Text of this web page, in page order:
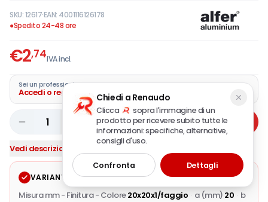
SKU:12617·EAN: 4001116126178
●Spedito 24-48 ore
€2,74IVA incl.
Sei un professionista?
Accedi o registra la tua azienda
1 Aggiungi
Vedi descrizione completa
VARIANTE SELEZIONATA Modifica
Misura mm - Finitura - Colore20x20x1/faggio · a (mm) 20 · b
Chiedi a Renaudo
Clicca
sopra l'immagine di un
prodotto per ricevere subito tutte le
informazioni: specifiche, alternative,
consigli d'uso.
Confronta Dettagli